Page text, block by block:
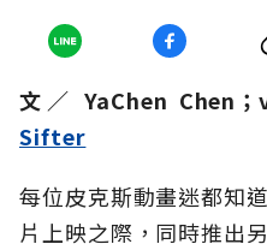
文／ YaChen Chen
Sifter
每位皮克斯動畫迷都知
片上映之際，同時推出